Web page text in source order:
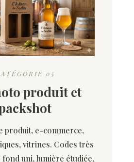
05
produit et
produit, e-commerce,
vitrines. Codes très
fond uni, lumière étudiée,